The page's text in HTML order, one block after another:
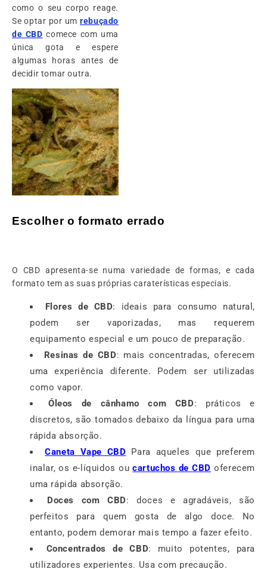
como o seu corpo reage.
Se optar por umrebuçado
de CBD comece com uma
única gota e espere
algumas horas antes de
decidir tomar outra.
Escolher o formato errado
O CBD apresenta-se numa variedade de formas, e cada
formato tem as suas próprias caraterísticas especiais.
Flores de CBD: ideais para consumo natural,
podem ser vaporizadas, mas requerem
equipamento especial e um pouco de preparação.
Resinas de CBD: mais concentradas, oferecem
uma experiência diferente. Podem ser utilizadas
como vapor.
Óleos de cânhamo com CBD: práticos e
discretos, são tomados debaixo da língua para uma
rápida absorção.
Caneta Vape CBD Para aqueles que preferem
inalar, os e-líquidos oucartuchos de CBD oferecem
uma rápida absorção.
Doces com CBD: doces e agradáveis, são
perfeitos para quem gosta de algo doce. No
entanto, podem demorar mais tempo a fazer efeito.
Concentrados de CBD: muito potentes, para
utilizadores experientes. Usa com precaução.